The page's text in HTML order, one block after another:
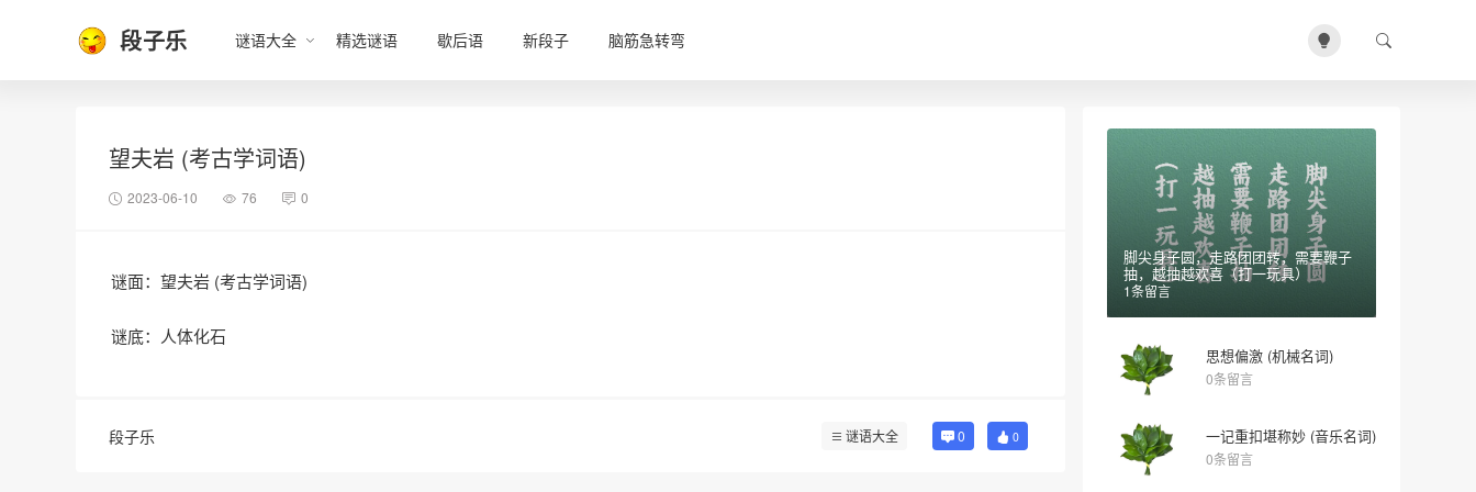
段子乐 谜语大全 精选谜语 歇后语 新段子 脑筋急转弯
望夫岩 (考古学词语)
2023-06-10 76 0
谜面：望夫岩 (考古学词语)
谜底：人体化石
段子乐 谜语大全 0 0
脚尖身子圆，走路团团转，需要鞭子
抽，越抽越欢喜（打一玩具）
1条留言
思想偏激 (机械名词)
0条留言
一记重扣堪称妙 (音乐名词)
0条留言